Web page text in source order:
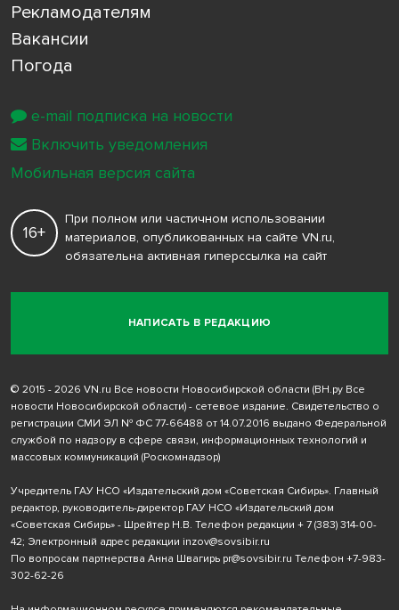
Рекламодателям
Вакансии
Погода
НАПИСАТЬ В РЕДАКЦИЮ
16+
При полном или частичном использовании
материалов, опубликованных на сайте VN.ru,
обязательна активная гиперссылка на сайт
© 2015 - 2026 VN.ru Все новости Новосибирской области (ВН.ру Все
новости Новосибирской области) - сетевое издание. Свидетельство о
регистрации СМИ ЭЛ № ФС 77-66488 от 14.07.2016 выдано Федеральной
службой по надзору в сфере связи, информационных технологий и
массовых коммуникаций (Роскомнадзор)
Учредитель ГАУ НСО «Издательский дом «Советская Сибирь». Главный
редактор, руководитель-директор ГАУ НСО «Издательский дом
«Советская Сибирь» - Шрейтер Н.В. Телефон редакции + 7 (383) 314-00-
42; Электронный адрес редакции inzov@sovsibir.ru
По вопросам партнерства Анна Швагирь pr@sovsibir.ru Телефон +7-983-
302-62-26
e-mail подписка на новости
Включить уведомления
Мобильная версия сайта